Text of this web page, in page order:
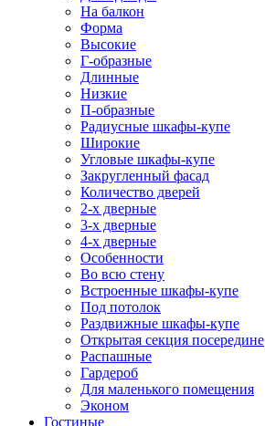
На балкон
Форма
Высокие
Г-образные
Длинные
Низкие
П-образные
Радиусные шкафы-купе
Широкие
Угловые шкафы-купе
Закругленный фасад
Количество дверей
2-х дверные
3-х дверные
4-х дверные
Особенности
Во всю стену
Встроенные шкафы-купе
Под потолок
Раздвижные шкафы-купе
Открытая секция посередине
Распашные
Гардероб
Для маленького помещения
Эконом
Гостиные